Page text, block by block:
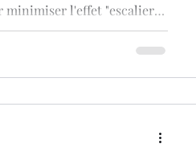
l'effet "escalier"
les paramètres de
2026, cette symbiose
égaler, surtout pour des